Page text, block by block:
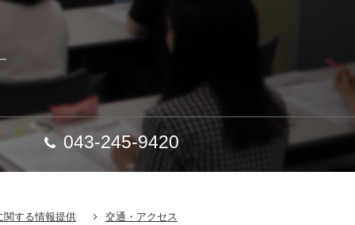
043-245-9420
関する情報提供 交通・アクセス